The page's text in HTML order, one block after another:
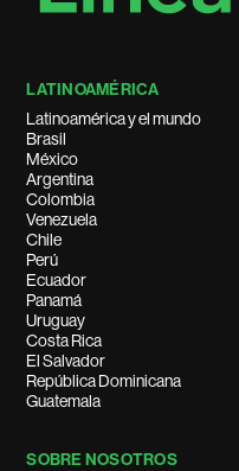
LATINOAMÉRICA
Latinoamérica y el mundo
Brasil
México
Argentina
Colombia
Venezuela
Chile
Perú
Ecuador
Panamá
Uruguay
Costa Rica
El Salvador
República Dominicana
Guatemala
SOBRE NOSOTROS